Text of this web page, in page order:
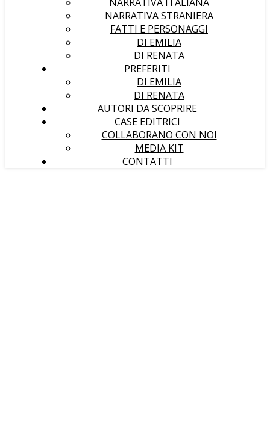
NARRATIVA STRANIERA
FATTI E PERSONAGGI
DI EMILIA
DI RENATA
PREFERITI
DI EMILIA
DI RENATA
AUTORI DA SCOPRIRE
CASE EDITRICI
COLLABORANO CON NOI
MEDIA KIT
CONTATTI